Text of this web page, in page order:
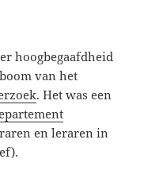
hoogbegaafdheid
van het
. Het was een
en leraren in